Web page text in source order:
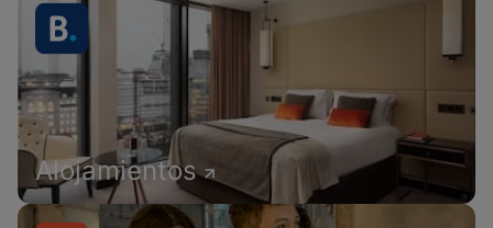
Alojamientos